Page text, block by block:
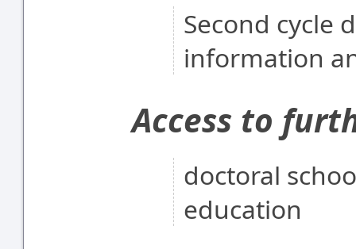
Second cycle
information
Access to
doctoral
education